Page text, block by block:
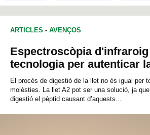
ARTICLES - AVENÇOS
Espectroscòpia
tecnologia per autenticar
El procés de digestió de la llet no és igual per
molèsties. La llet A2 pot ser una solució, ja
digestió el pèptid causant d’aquests...